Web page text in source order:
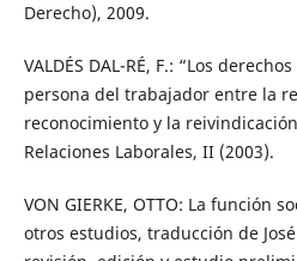
Derecho), 2009.
VALDÉS DAL-RÉ, F.: “Los
persona del trabajador entre la
reconocimiento y la
Relaciones Laborales, II (2003).
VON GIERKE, OTTO: La función
otros estudios, traducción de